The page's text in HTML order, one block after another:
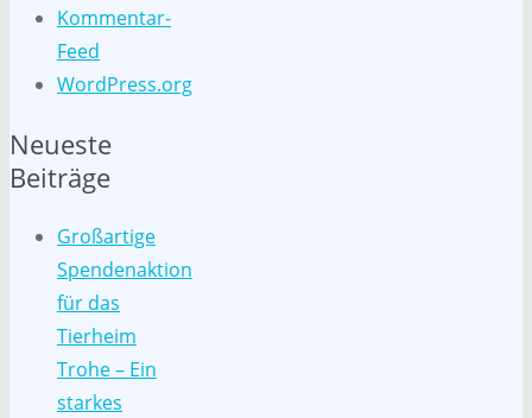
Kommentar-
Feed
WordPress.org
Neueste
Beiträge
Großartige
Spendenaktion
für das
Tierheim
Trohe – Ein
starkes